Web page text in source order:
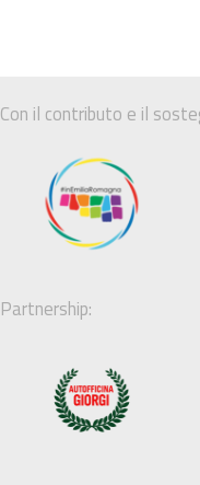
Con il contributo e il
Partnership: